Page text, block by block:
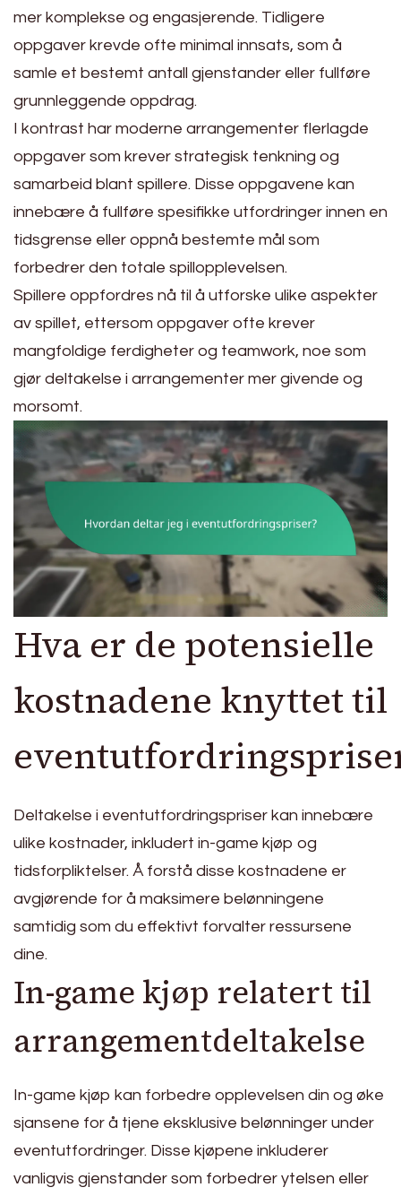
mer komplekse og engasjerende. Tidligere
oppgaver krevde ofte minimal innsats, som å
samle et bestemt antall gjenstander eller fullføre
grunnleggende oppdrag.
I kontrast har moderne arrangementer flerlagde
oppgaver som krever strategisk tenkning og
samarbeid blant spillere. Disse oppgavene kan
innebære å fullføre spesifikke utfordringer innen en
tidsgrense eller oppnå bestemte mål som
forbedrer den totale spillopplevelsen.
Spillere oppfordres nå til å utforske ulike aspekter
av spillet, ettersom oppgaver ofte krever
mangfoldige ferdigheter og teamwork, noe som
gjør deltakelse i arrangementer mer givende og
morsomt.
Hva er de potensielle
kostnadene knyttet til
Deltakelse i eventutfordringspriser kan innebære
ulike kostnader, inkludert in-game kjøp og
tidsforpliktelser. Å forstå disse kostnadene er
avgjørende for å maksimere belønningene
samtidig som du effektivt forvalter ressursene
dine.
In-game kjøp relatert til
arrangementdeltakelse
In-game kjøp kan forbedre opplevelsen din og øke
sjansene for å tjene eksklusive belønninger under
eventutfordringer. Disse kjøpene inkluderer
vanligvis gjenstander som forbedrer ytelsen eller